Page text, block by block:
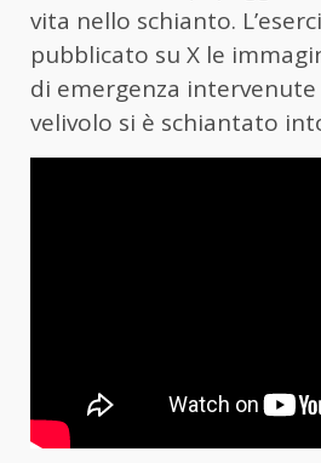
vita nello schianto.
pubblicato su X le
di emergenza
velivolo si è schiantato